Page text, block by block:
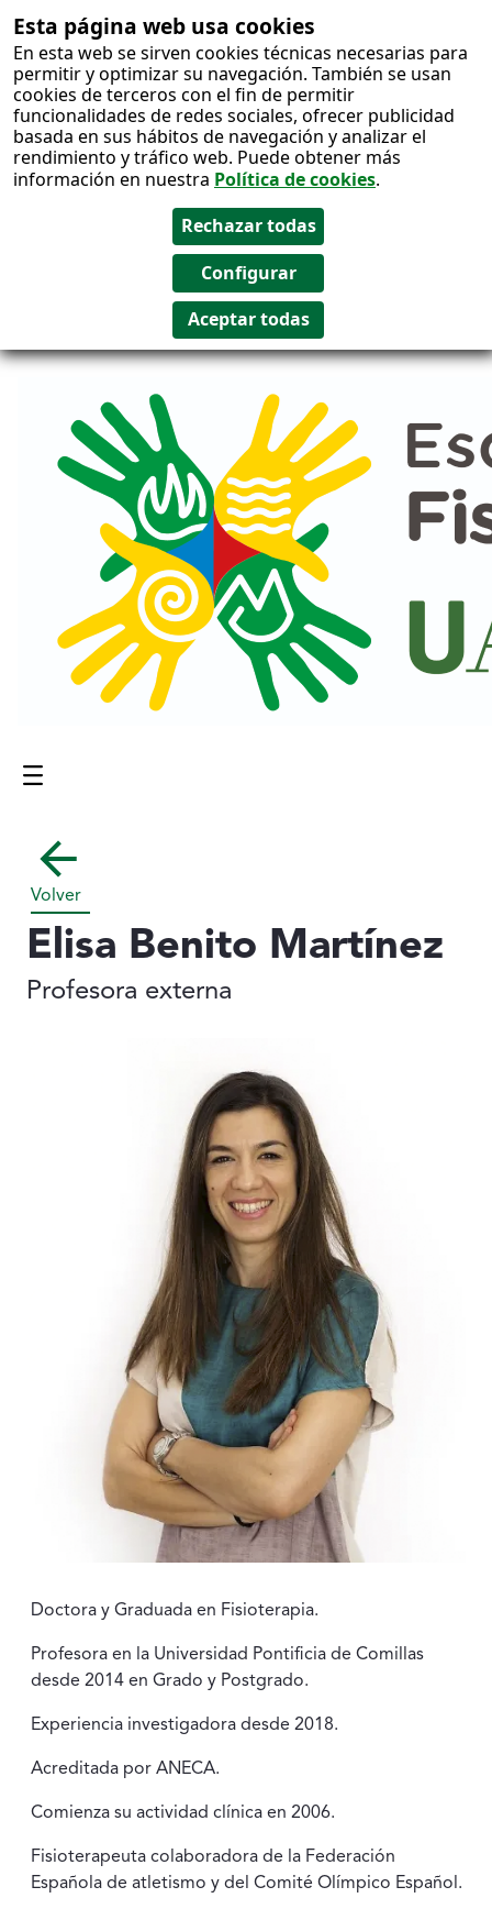
Esta página web usa cookies
En esta web se sirven cookies técnicas necesarias para
permitir y optimizar su navegación. También se usan
cookies de terceros con el fin de permitir
funcionalidades de redes sociales, ofrecer publicidad
basada en sus hábitos de navegación y analizar el
rendimiento y tráfico web. Puede obtener más
información en nuestra Política de cookies.
Salto al
contenido
Contenido principal
Volver
Elisa Benito Martínez
Profesora externa
Doctora y Graduada en Fisioterapia.
Profesora en la Universidad Pontificia de Comillas
desde 2014 en Grado y Postgrado.
Experiencia investigadora desde 2018.
Acreditada por ANECA.
Comienza su actividad clínica en 2006.
Fisioterapeuta colaboradora de la Federación
Española de atletismo y del Comité Olímpico Español.